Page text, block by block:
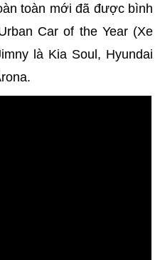
toàn mới đã được bình
Car of the Year (Xe
là Kia Soul, Hyundai